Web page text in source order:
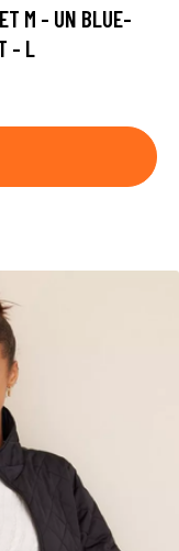
M - UN BLUE-
- L